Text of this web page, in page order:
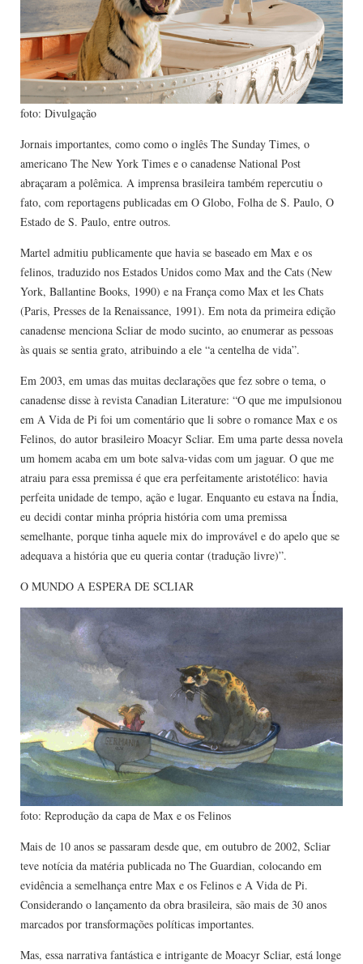
foto: Divulgação
Jornais importantes, como como o inglês The Sunday Times, o
americano The New York Times e o canadense National Post
abraçaram a polêmica. A imprensa brasileira também repercutiu o
fato, com reportagens publicadas em O Globo, Folha de S. Paulo, O
Estado de S. Paulo, entre outros.
Martel admitiu publicamente que havia se baseado em Max e os
felinos, traduzido nos Estados Unidos como Max and the Cats (New
York, Ballantine Books, 1990) e na França como Max et les Chats
(Paris, Presses de la Renaissance, 1991). Em nota da primeira edição
canadense menciona Scliar de modo sucinto, ao enumerar as pessoas
às quais se sentia grato, atribuindo a ele “a centelha de vida”.
Em 2003, em umas das muitas declarações que fez sobre o tema, o
canadense disse à revista Canadian Literature: “O que me impulsionou
em A Vida de Pi foi um comentário que li sobre o romance Max e os
Felinos, do autor brasileiro Moacyr Scliar. Em uma parte dessa novela
um homem acaba em um bote salva-vidas com um jaguar. O que me
atraiu para essa premissa é que era perfeitamente aristotélico: havia
perfeita unidade de tempo, ação e lugar. Enquanto eu estava na Índia,
eu decidi contar minha própria história com uma premissa
semelhante, porque tinha aquele mix do improvável e do apelo que se
adequava a história que eu queria contar (tradução livre)”.
O MUNDO A ESPERA DE SCLIAR
foto: Reprodução da capa de Max e os Felinos
Mais de 10 anos se passaram desde que, em outubro de 2002, Scliar
teve notícia da matéria publicada no The Guardian, colocando em
evidência a semelhança entre Max e os Felinos e A Vida de Pi.
Considerando o lançamento da obra brasileira, são mais de 30 anos
marcados por transformações políticas importantes.
Mas, essa narrativa fantástica e intrigante de Moacyr Scliar, está longe